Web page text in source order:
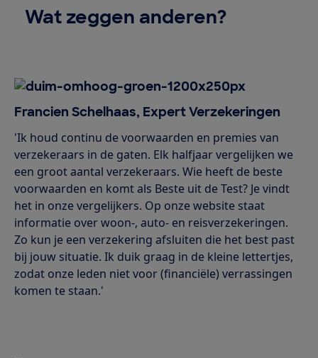
Wat zeggen anderen?
Francien Schelhaas, Expert Verzekeringen
'Ik houd continu de voorwaarden en premies van
verzekeraars in de gaten. Elk halfjaar vergelijken we
een groot aantal verzekeraars. Wie heeft de beste
voorwaarden en komt als Beste uit de Test? Je vindt
het in onze vergelijkers. Op onze website staat
informatie over woon-, auto- en reisverzekeringen.
Zo kun je een verzekering afsluiten die het best past
bij jouw situatie. Ik duik graag in de kleine lettertjes,
zodat onze leden niet voor (financiële) verrassingen
komen te staan.'